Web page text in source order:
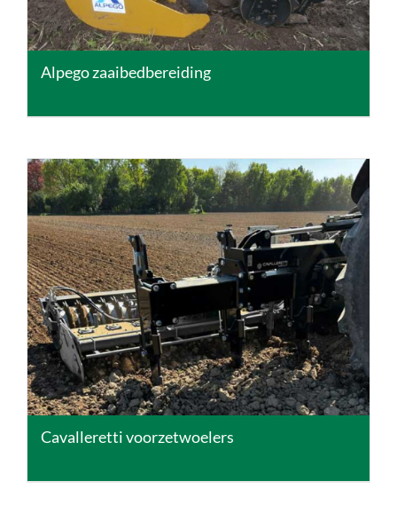
Alpego zaaibedbereiding
DETAILS
Cavalleretti voorzetwoelers